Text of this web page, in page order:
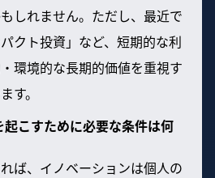
しれません。ただし、最近で
クト投資」など、短期的な利
環境的な長期的価値を重視す
す。
こすために必要な条件は何
ば、イノベーションは個人の